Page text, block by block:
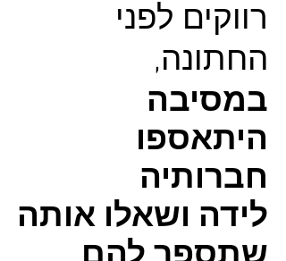
רווקים לפני
החתונה,
במסיבה
היתאספו
חברותיה
לידה ושאלו אותה